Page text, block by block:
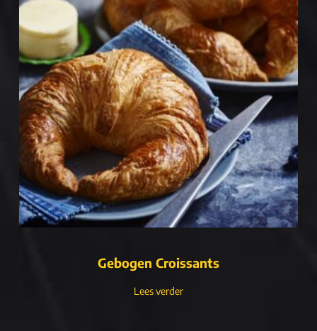
Gebogen Croissants
Lees verder